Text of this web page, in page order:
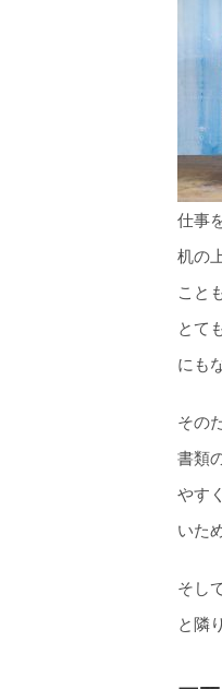
仕事
机の
こと
とて
にも
その
書類
やす
いた
そし
と隣